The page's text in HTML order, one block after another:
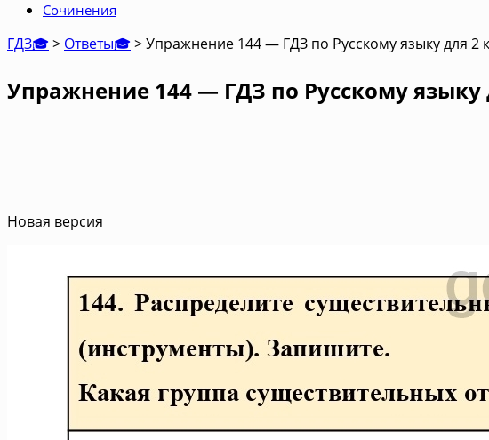
Сочинения
ГДЗ🎓> Ответы🎓>Упражнение 144 — ГДЗ по Русскому языку для 2
Упражнение 144 — ГДЗ по Русскому
Новая версия